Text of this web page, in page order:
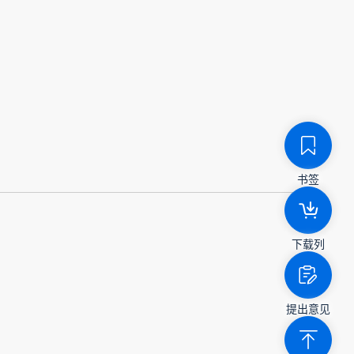
书签
下载列
提出意见